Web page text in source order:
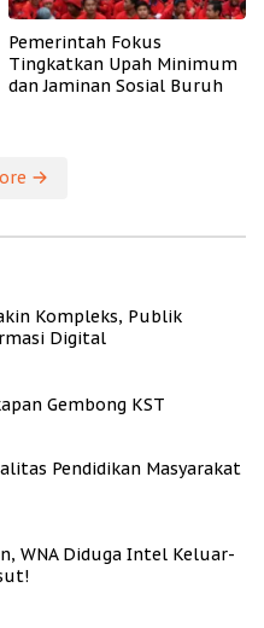
Pemerintah Fokus
Tingkatkan Upah Minimum
dan Jaminan Sosial Buruh
Kompleks, Publik
Digital
Gembong KST
Pendidikan Masyarakat
WNA Diduga Intel Keluar-